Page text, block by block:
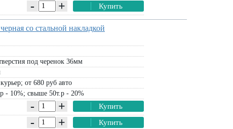
- + Купить
со стальной накладкой
под черенок 36мм
от 680 руб авто
- 10%; свыше 50т.р - 20%
- + Купить
- + Купить